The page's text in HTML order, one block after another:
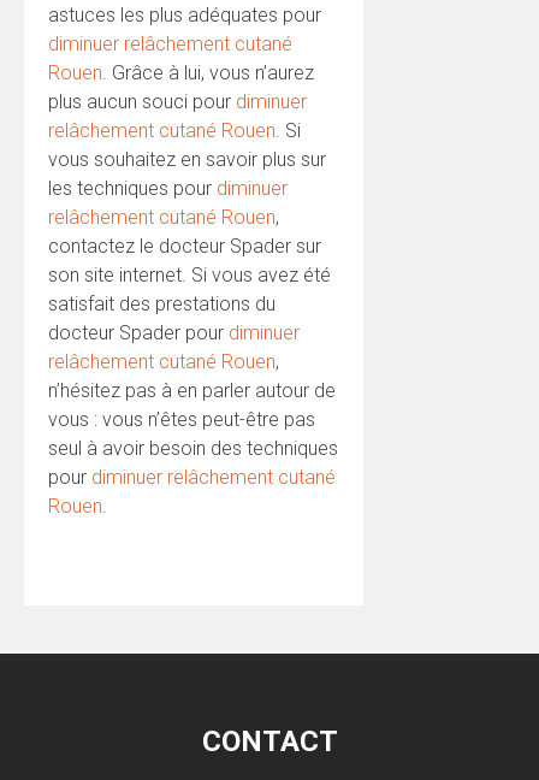
astuces les plus adéquates pour
diminuer relâchement cutané
Rouen. Grâce à lui, vous n’aurez
plus aucun souci pour diminuer
relâchement cutané Rouen. Si
vous souhaitez en savoir plus sur
les techniques pour diminuer
relâchement cutané Rouen,
contactez le docteur Spader sur
son site internet. Si vous avez été
satisfait des prestations du
docteur Spader pour diminuer
relâchement cutané Rouen,
n’hésitez pas à en parler autour de
vous : vous n’êtes peut-être pas
seul à avoir besoin des techniques
pour diminuer relâchement cutané
Rouen.
CONTACT